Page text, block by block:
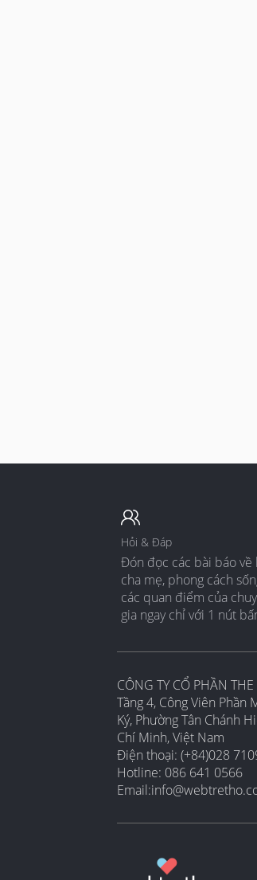
Hỏi & Đáp
Đón đọc các bài báo về
cha mẹ, phong cách
các quan điểm của
gia ngay chỉ với 1 nút
CÔNG TY CỔ PHẦN THE
Tầng 4, Công Viên Phần
Ký, Phường Tân Chánh
Chí Minh, Việt Nam
Điện thoại: (+84)028
Hotline: 086 641 0566
Email: